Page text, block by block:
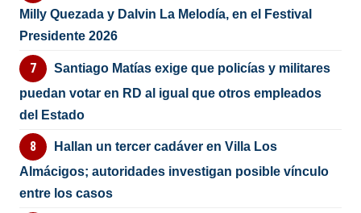
Milly Quezada y Dalvin La Melodía, en el Festival
Presidente 2026
Santiago Matías exige que policías y militares
puedan votar en RD al igual que otros empleados
del Estado
Hallan un tercer cadáver en Villa Los
Almácigos; autoridades investigan posible vínculo
entre los casos